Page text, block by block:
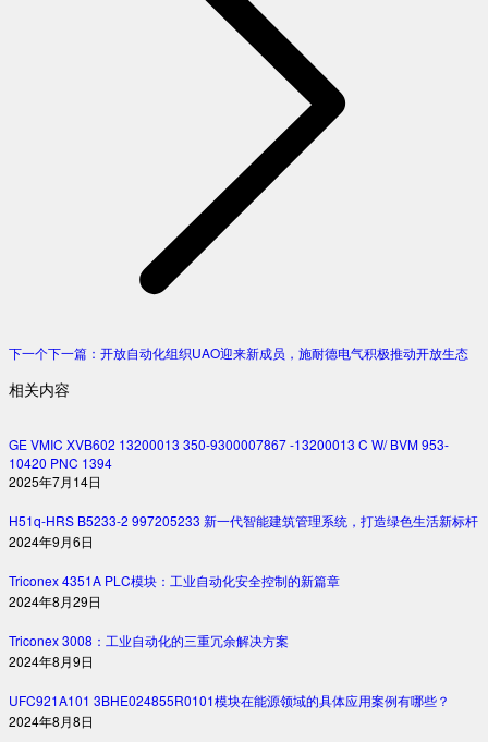
下一个下一篇： 开放自动化组织UAO迎来新成员，施耐德电气积极推动开放生态
相关内容
GE VMIC XVB602 13200013 350-9300007867 -13200013 C W/ BVM 953-
10420 PNC 1394
2025年7月14日
H51q-HRS B5233-2 997205233 新一代智能建筑管理系统，打造绿色生活新标杆
2024年9月6日
Triconex 4351A PLC模块：工业自动化安全控制的新篇章
2024年8月29日
Triconex 3008：工业自动化的三重冗余解决方案
2024年8月9日
UFC921A101 3BHE024855R0101模块在能源领域的具体应用案例有哪些？
2024年8月8日